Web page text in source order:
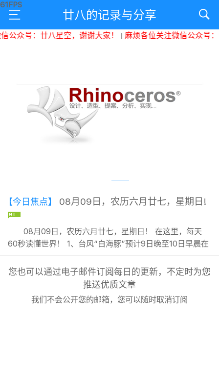
廿八的记录与分享
众号：廿八星空，谢谢大家！|麻烦各位关注微信公众号：廿
【今日焦点】 08月09日，农历六月廿七，星期日!
08月09日，农历六月廿七，星期日！ 在这里，每天
60秒读懂世界！ 1、台风“白海豚”预计9日晚至10日早晨在
等地有强降雨；; 2、新疆调整4A及以上景区自驾服务费，
统一按“车”收费；; 3、2026年本科未录满专业TOP50公
您也可以通过电子邮件订阅每日的更新，不定时为您
推送优质文章
我们不会公开您的邮箱，您可以随时取消订阅